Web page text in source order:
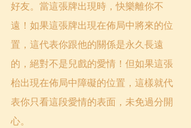
好友。當這張牌出現時，快樂離你不
遠！如果這張牌出現在佈局中將來的位
置，這代表你跟他的關係是永久長遠
的，絕對不是兒戲的愛情！但如果這張
枱出現在佈局中障礙的位置，這樣就代
表你只看這段愛情的表面，未免過分開
心。